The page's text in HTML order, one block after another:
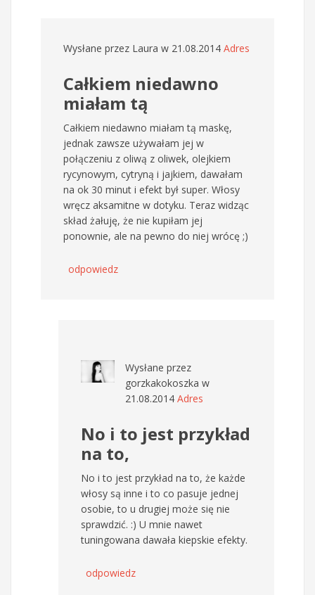
Wysłane przez Laura w 21.08.2014 Adres
Całkiem niedawno
miałam tą
Całkiem niedawno miałam tą maskę,
jednak zawsze używałam jej w
połączeniu z oliwą z oliwek, olejkiem
rycynowym, cytryną i jajkiem, dawałam
na ok 30 minut i efekt był super. Włosy
wręcz aksamitne w dotyku. Teraz widząc
skład żałuję, że nie kupiłam jej
ponownie, ale na pewno do niej wrócę ;)
odpowiedz
Wysłane przez
gorzkakokoszka w
21.08.2014 Adres
No i to jest przykład
na to,
No i to jest przykład na to, że każde
włosy są inne i to co pasuje jednej
osobie, to u drugiej może się nie
sprawdzić. :) U mnie nawet
tuningowana dawała kiepskie efekty.
odpowiedz